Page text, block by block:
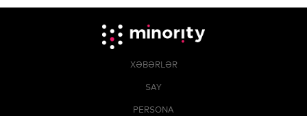
XƏBƏRLƏR
SAY
PERSONA